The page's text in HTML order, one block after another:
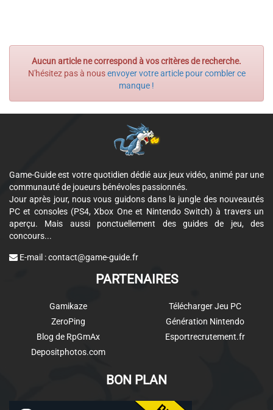
Aucun article ne correspond à vos critères de recherche.
N'hésitez pas à nousenvoyer votre article pour combler ce
manque !
Game-Guide est votre quotidien dédié aux jeux vidéo, animé par une
communauté de joueurs bénévoles passionnés.
Jour après jour, nous vous guidons dans la jungle des nouveautés
PC et consoles (PS4, Xbox One et Nintendo Switch) à travers un
aperçu. Mais aussi ponctuellement des guides de jeu, des
concours...
E-mail :contact@game-guide.fr
PARTENAIRES
Gamikaze
ZeroPing
Blog de RpGmAx
Depositphotos.com
Télécharger Jeu PC
Génération Nintendo
Esportrecrutement.fr
BON PLAN